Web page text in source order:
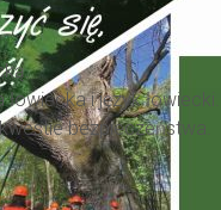
i język łowiecki.
bezpieczeństwa.